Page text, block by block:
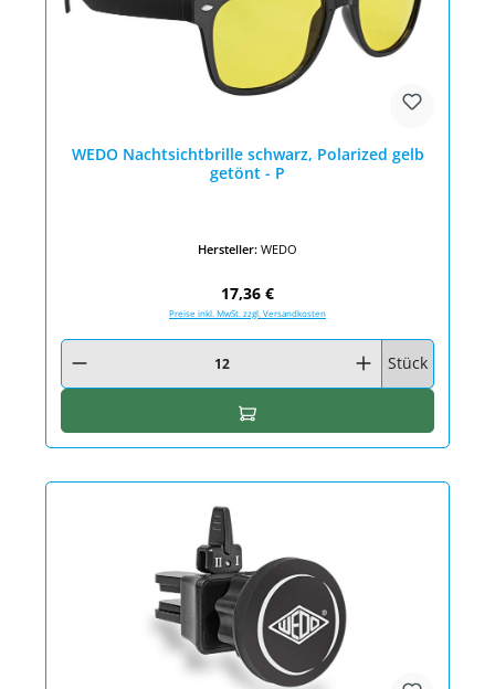
WEDO Nachtsichtbrille schwarz, Polarized gelb
getönt - P
Hersteller: WEDO
Regulärer Preis:
17,36 €
Preise inkl. MwSt. zzgl. Versandkosten
Produkt Anzahl: Gib den gewünschten Wert ein oder benutze die
Stück
In den Warenkorb